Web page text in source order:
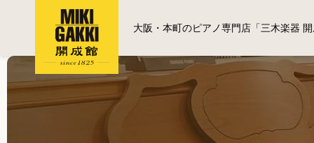
大阪・本町のピアノ専門店「三木楽器